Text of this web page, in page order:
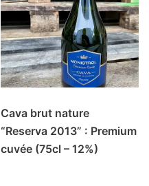
Cava brut nature
“Reserva 2013” : Premium
cuvée (75cl – 12%)